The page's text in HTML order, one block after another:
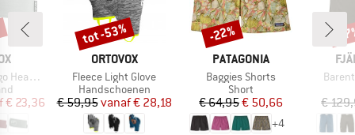
prijs
€ 23,36
MERK
ORTOVOX
Artikel
Fleece Light Glove
Productgroep
Handschoenen
Prijs
€ 59,95 Verlaagde prijs
vanaf€ 28,18
Korting
tot -53%
MERK
PATAGONIA
Artikel
Baggies Shorts
Productgroep
Short
Prijs
€ 64,95Verlaagde prijs
€ 50,66
+4
Korting
-22%
Artikel
€
-